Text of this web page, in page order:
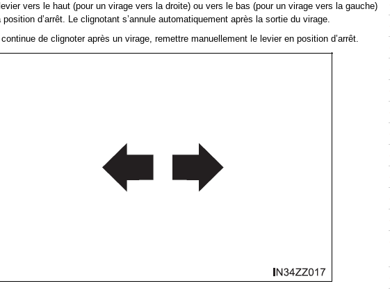
vers le haut (pour un virage vers la droite) ou vers le bas (pour un virage vers la gauche)
d’arrêt. Le clignotant s’annule automatiquement après la sortie du virage.
de clignoter après un virage, remettre manuellement le levier en position d’arrêt.